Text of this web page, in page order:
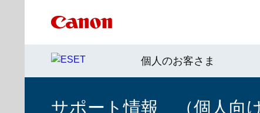
個人のお客さま
サポート情報 （個人向け